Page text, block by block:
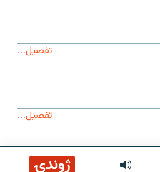
ژوندۍ
تفصیل...
تفصیل...